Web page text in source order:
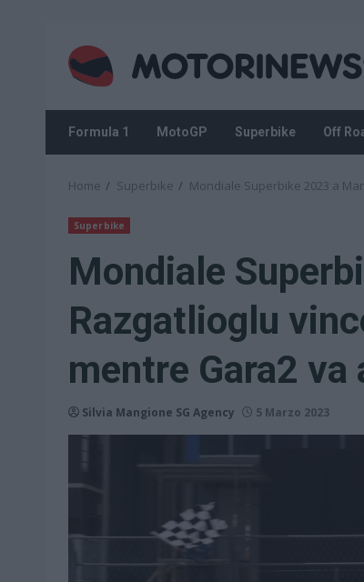
content
Formula 1 MotoGP Superbike Off
Home Superbike Mondiale Superbike 2023 a
Superbike
Mondiale
Razgatlioglu
mentre Gara2 va
Silvia Mangione SG Agency 5 Marzo 2023